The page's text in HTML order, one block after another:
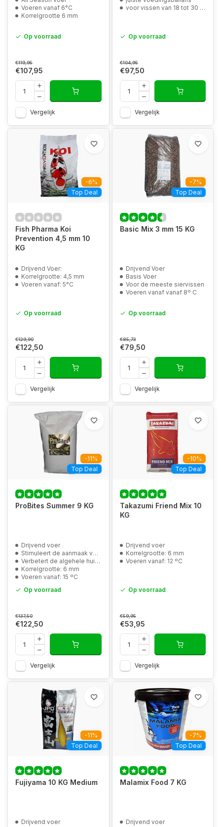
Voeren vanaf 6°C
Korrelgrootte 6 mm
Op voorraad
€119,95
€107,95
Vergelijk
voor vissen van 18 tot 30 mm
Op voorraad
€104,95
€97,50
Vergelijk
-6%
Top Deal
Fish Pharma Koi
Prevention 4,5 mm 10
KG
Drijvend Voer:
Korrelgrootte: 4,5 mm
Voeren vanaf: 5°C
Op voorraad
€129,90
€122,50
Vergelijk
-7%
Top Deal
Basic Mix 3 mm 15 KG
Drijvend Voer
Basis Voer
Voor de meeste siervissen
Voeren vanaf vanaf 8º C
Op voorraad
€85,73
€79,50
Vergelijk
-11%
Top Deal
ProBites Summer 9 KG
Drijvend voer
Stimuleert de aanmaak van de slijmcellen
Verbetert de algehele huidkwaliteit
Korrelgrootte: 6 mm
Voeren vanaf: 15 ºC
Op voorraad
€137,50
€122,50
Vergelijk
-10%
Top Deal
Takazumi Friend Mix 10
KG
Drijvend voer
Korrelgrootte: 6 mm
Voeren vanaf: 12 ºC
Op voorraad
€59,95
€53,95
Vergelijk
-11%
Top Deal
Fujiyama 10 KG Medium
Drijvend voer
-7%
Top Deal
Malamix Food 7 KG
Drijvend voer